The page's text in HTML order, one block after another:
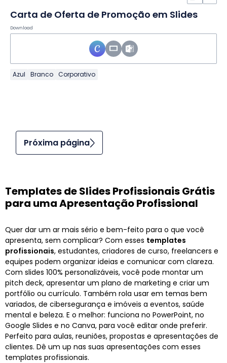
Carta de Oferta de Promoção em Slides
Download
Azul Branco Corporativo
Próxima página
Templates de Slides Profissionais Grátis
para uma Apresentação Profissional
Quer dar um ar mais sério e bem-feito para o que você
apresenta, sem complicar? Com esses templates
profissionais, estudantes, criadores de curso, freelancers e
equipes podem organizar ideias e comunicar com clareza.
Com slides 100% personalizáveis, você pode montar um
pitch deck, apresentar um plano de marketing e criar um
portfólio ou currículo. Também rola usar em temas bem
variados, de cibersegurança e imóveis a eventos, saúde
mental e beleza. E o melhor: funciona no PowerPoint, no
Google Slides e no Canva, para você editar onde preferir.
Perfeito para aulas, reuniões, propostas e apresentações de
clientes. Dê um up nas suas apresentações com esses
templates profissionais.